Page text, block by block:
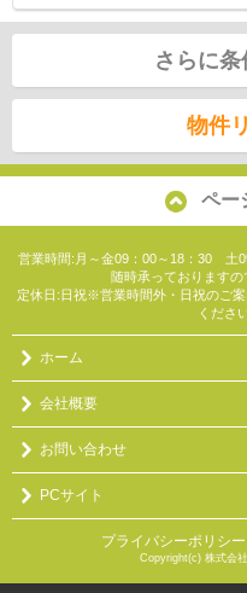
さらに
物件
ペー
営業時間:月～金09：00～18：30 土
随時承っておりますの
定休日:日祝※営業時間外・日祝のご
くださ
ホーム
会社概要
お問い合わせ
PCサイト
プライバシーポリシー
Copyright(c) 株式会